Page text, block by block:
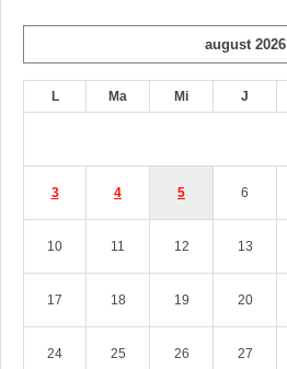
august 2026
L Ma Mi J
3 4 5 6
10 11 12 13
17 18 19 20
24 25 26 27